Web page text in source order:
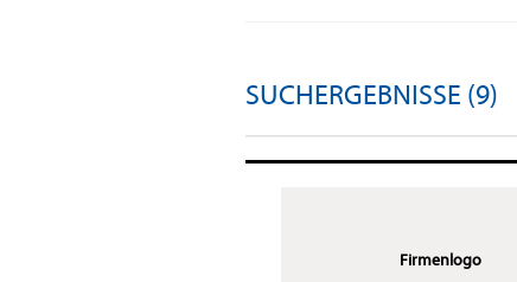
SUCHERGEBNISSE (9)
Firmenlogo